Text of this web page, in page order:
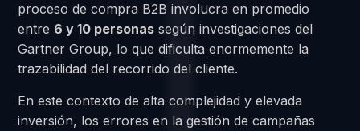
proceso de compra B2B involucra en promedio
entre 6 y 10 personas según investigaciones del
Gartner Group, lo que dificulta enormemente la
trazabilidad del recorrido del cliente.
En este contexto de alta complejidad y elevada
inversión, los errores en la gestión de campañas